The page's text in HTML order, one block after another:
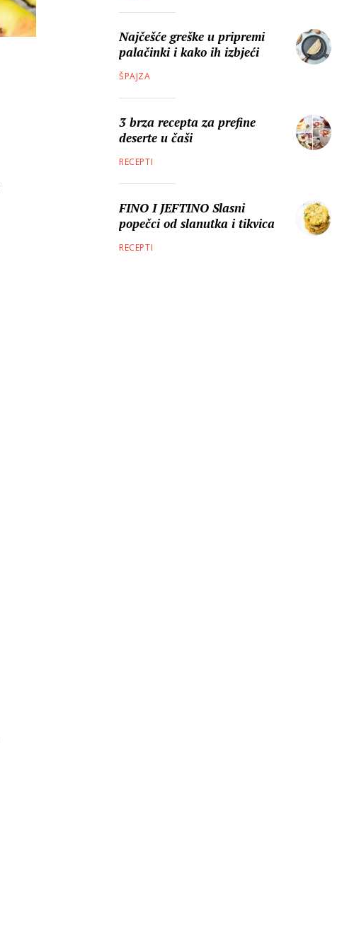
Najčešće greške u pripremi
palačinki i kako ih izbjeći
ŠPAJZA
3 brza recepta za prefine
deserte u čaši
RECEPTI
FINO I JEFTINO Slasni
popečci od slanutka i tikvica
RECEPTI